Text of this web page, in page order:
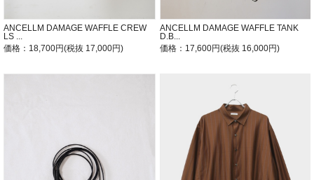
ANCELLM DAMAGE WAFFLE CREW
LS ...
価格：18,700円(税抜 17,000円)
ANCELLM DAMAGE WAFFLE TANK
D.B...
価格：17,600円(税抜 16,000円)